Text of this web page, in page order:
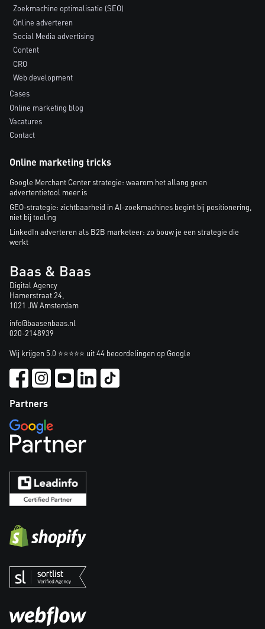
Zoekmachine optimalisatie (SEO)
Online adverteren
Social Media advertising
Content
CRO
Web development
Cases
Online marketing blog
Vacatures
Contact
Online marketing tricks
Google Merchant Center strategie: waarom het allang geen
advertentietool meer is
GEO-strategie: zichtbaarheid in AI-zoekmachines begint bij positionering,
niet bij tooling
LinkedIn adverteren als B2B marketeer: zo bouw je een strategie die
werkt
Baas & Baas
Digital Agency
Hamerstraat 24,
1021 JW Amsterdam
info@baasenbaas.nl
020-2148939
Wij krijgen 5.0 ⭐⭐⭐⭐⭐ uit 44 beoordelingen op Google
Partners